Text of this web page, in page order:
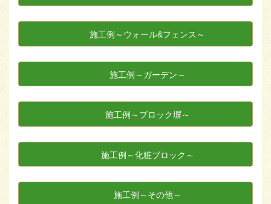
施工例～ウォール&フェンス～
施工例～ガーデン～
施工例～ブロック塀～
施工例～化粧ブロック～
施工例～その他～